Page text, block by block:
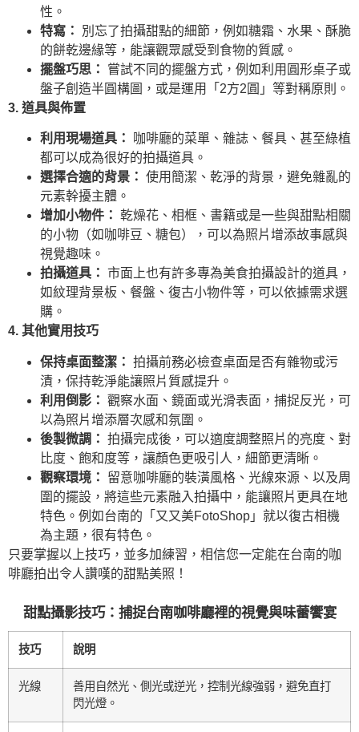
性。
特寫：
別忘了拍攝甜點的細節，例如糖霜、水果、酥脆
的餅乾邊緣等，能讓觀眾感受到食物的質感。
擺盤巧思：
嘗試不同的擺盤方式，例如利用圓形桌子或
盤子創造半圓構圖，或是運用「2方2圓」等對稱原則。
3. 道具與佈置
利用現場道具：
咖啡廳的菜單、雜誌、餐具、甚至綠植
都可以成為很好的拍攝道具。
選擇合適的背景： 使用簡潔、乾淨的背景，避免雜亂的
元素幹擾主體。
增加小物件： 乾燥花、相框、書籍或是一些與甜點相關
的小物（如咖啡豆、糖包），可以為照片增添故事感與
視覺趣味。
拍攝道具： 市面上也有許多專為美食拍攝設計的道具，
如紋理背景板、餐盤、復古小物件等，可以依據需求選
購。
4. 其他實用技巧
保持桌面整潔： 拍攝前務必檢查桌面是否有雜物或污
漬，保持乾淨能讓照片質感提升。
利用倒影： 觀察水面、鏡面或光滑表面，捕捉反光，可
以為照片增添層次感和氛圍。
後製微調： 拍攝完成後，可以適度調整照片的亮度、對
比度、飽和度等，讓顏色更吸引人，細節更清晰。
觀察環境：
留意咖啡廳的裝潢風格、光線來源、以及周
圍的擺設，將這些元素融入拍攝中，能讓照片更具在地
特色。例如台南的「又又美FotoShop」就以復古相機
為主題，很有特色。
只要掌握以上技巧，並多加練習，相信您一定能在台南的咖
啡廳拍出令人讚嘆的甜點美照！
甜點攝影技巧：捕捉台南咖啡廳裡的視覺與味蕾饗宴
技巧 說明
光線
善用自然光、側光或逆光，控制光線強弱，避免直打
閃光燈。